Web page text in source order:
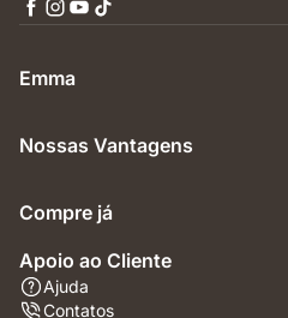
Emma
Nossas Vantagens
Compre já
Apoio ao Cliente
Ajuda
Contatos